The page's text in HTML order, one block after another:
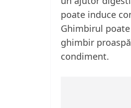
poate induce
Ghimbirul
ghimbir
condiment.